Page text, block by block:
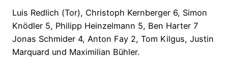
Luis Redlich (Tor), Christoph Kernberger 6, Simon
Knödler 5, Philipp Heinzelmann 5, Ben Harter 7
Jonas Schmider 4, Anton Fay 2, Tom Kilgus, Justin
Marquard und Maximilian Bühler.